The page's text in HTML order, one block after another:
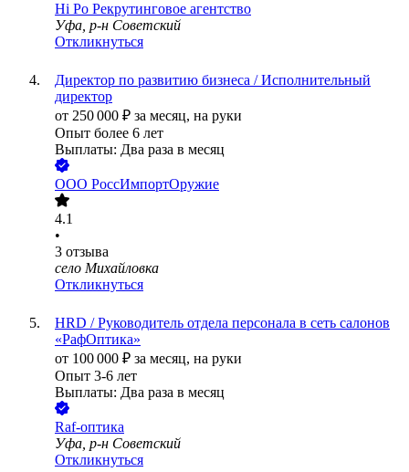
Hi Po Рекрутинговое агентство
Уфа, р-н Советский
Откликнуться
Директор по развитию бизнеса / Исполнительный
директор
от 250 000 ₽ за месяц, на руки
Опыт более 6 лет
Выплаты: Два раза в месяц
ООО РоссИмпортОружие
4.1
•
3 отзыва
село Михайловка
Откликнуться
HRD / Руководитель отдела персонала в сеть салонов
«РафОптика»
от 100 000 ₽ за месяц, на руки
Опыт 3-6 лет
Выплаты: Два раза в месяц
Raf-оптика
Уфа, р-н Советский
Откликнуться